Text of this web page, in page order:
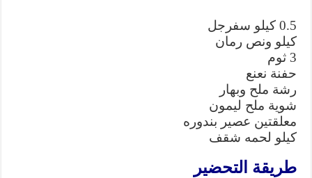
0.5 كيلو سفرجل
كيلو ونص رمان
3 ثوم
حفنة نعنع
رشة ملح وبهار
شوية ملح ليمون
معلقتين عصير بندوره
كيلو لحمه شقف
طريقة التحضير